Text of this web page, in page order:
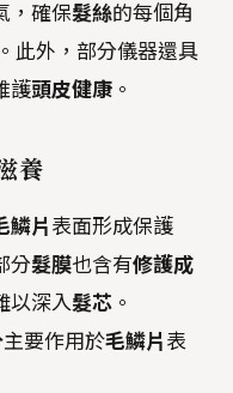
，確保髮絲的每個角
此外，部分儀器還具
護頭皮健康 。
養
鱗片 表面形成保護
分髮膜也含有修護成
以深入髮芯 。
主要作用於毛鱗片 表